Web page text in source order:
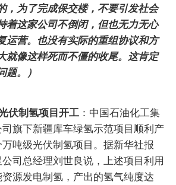
，为了完成保交楼，不要引发社会
着这家公司不倒闭，但也无力无心
运营。也没有实际的重组协议和方
就像这样死而不僵的收尾。这肯定
题。）
伏制氢项目开工 ：中国石油化工集
旗下新疆库车绿氢示范项目顺利产
吨级光伏制氢项目。据新华社报
司总经理刘世良说，上述项目利用
源发电制氢，产出的氢气纯度达